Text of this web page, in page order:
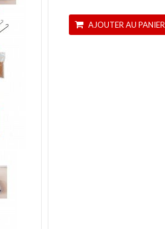
AJOUTER AU PANIER